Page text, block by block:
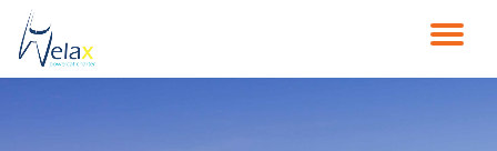
Aller
au